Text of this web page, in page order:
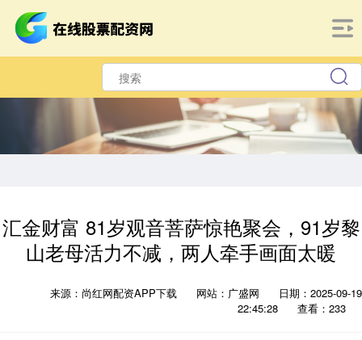
汇金财富 81岁观音菩萨惊艳聚会，91岁黎
山老母活力不减，两人牵手画面太暖
来源：尚红网配资APP下载 网站：广盛网
日期：2025-09-19
22:45:28
查看：233